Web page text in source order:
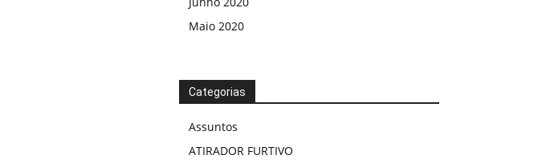
Maio 2020
Categorias
Assuntos
ATIRADOR FURTIVO